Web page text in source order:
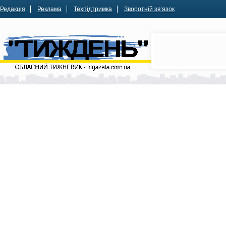
Редакція Реклама Техпідтримка Зворотній зв’язок